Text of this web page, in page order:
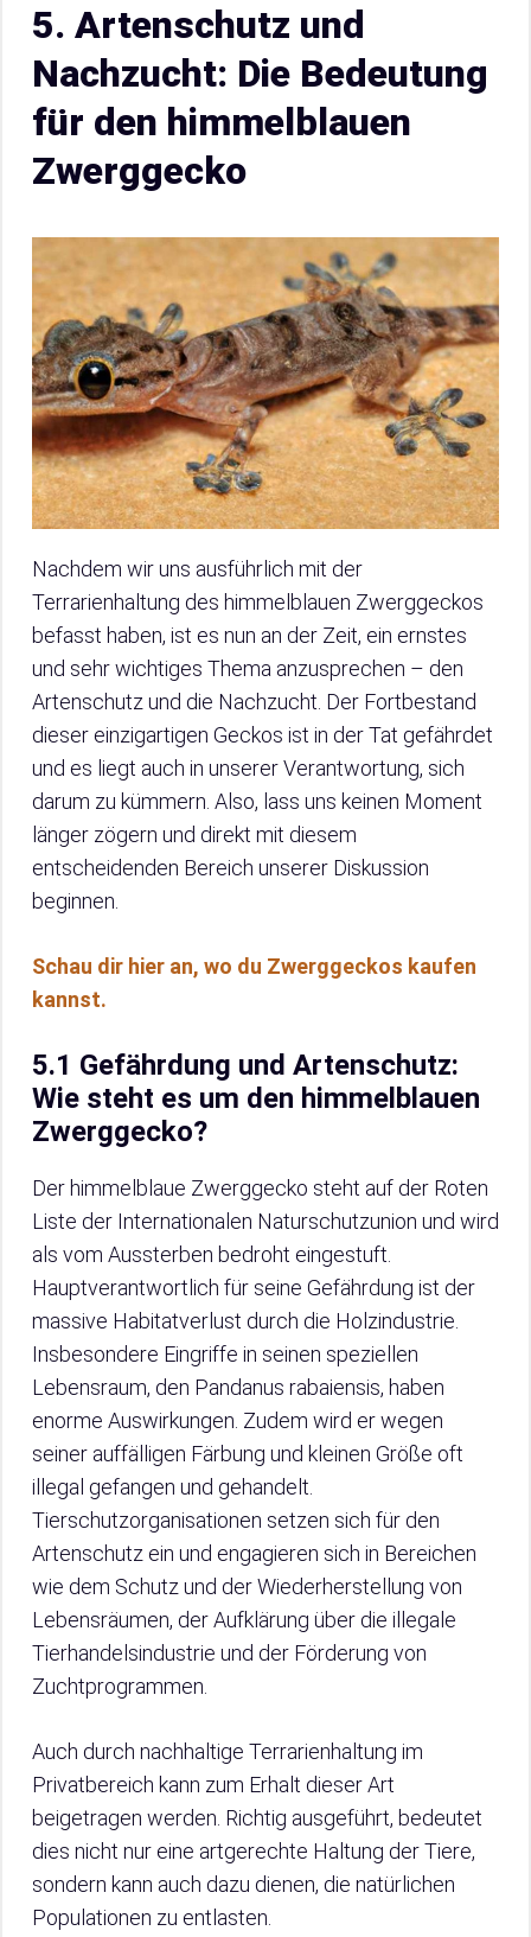
5. Artenschutz und
Nachzucht: Die Bedeutung
für den himmelblauen
Zwerggecko
Nachdem wir uns ausführlich mit der
Terrarienhaltung des himmelblauen Zwerggeckos
befasst haben, ist es nun an der Zeit, ein ernstes
und sehr wichtiges Thema anzusprechen – den
Artenschutz und die Nachzucht. Der Fortbestand
dieser einzigartigen Geckos ist in der Tat gefährdet
und es liegt auch in unserer Verantwortung, sich
darum zu kümmern. Also, lass uns keinen Moment
länger zögern und direkt mit diesem
entscheidenden Bereich unserer Diskussion
beginnen.
Schau dir hier an, wo du Zwerggeckos kaufen
kannst.
5.1 Gefährdung und Artenschutz:
Wie steht es um den himmelblauen
Zwerggecko?
Der himmelblaue Zwerggecko steht auf der Roten
Liste der Internationalen Naturschutzunion und wird
als vom Aussterben bedroht eingestuft.
Hauptverantwortlich für seine Gefährdung ist der
massive Habitatverlust durch die Holzindustrie.
Insbesondere Eingriffe in seinen speziellen
Lebensraum, den Pandanus rabaiensis, haben
enorme Auswirkungen. Zudem wird er wegen
seiner auffälligen Färbung und kleinen Größe oft
illegal gefangen und gehandelt.
Tierschutzorganisationen setzen sich für den
Artenschutz ein und engagieren sich in Bereichen
wie dem Schutz und der Wiederherstellung von
Lebensräumen, der Aufklärung über die illegale
Tierhandelsindustrie und der Förderung von
Zuchtprogrammen.
Auch durch nachhaltige Terrarienhaltung im
Privatbereich kann zum Erhalt dieser Art
beigetragen werden. Richtig ausgeführt, bedeutet
dies nicht nur eine artgerechte Haltung der Tiere,
sondern kann auch dazu dienen, die natürlichen
Populationen zu entlasten.